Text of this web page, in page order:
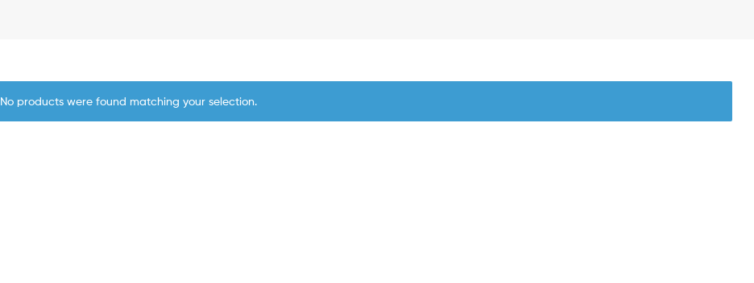
No products were found matching your selection.